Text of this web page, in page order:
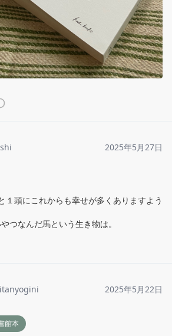
2025年5月27日
１頭にこれからも幸せが多くありますよう
つなんだ馬という生き物は。
2025年5月22日
館本